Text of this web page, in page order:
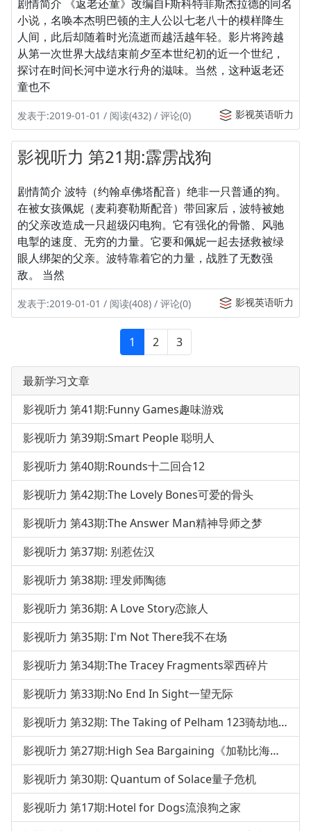
剧情简介 《返老还童》改编自F斯科特菲斯杰拉德的同名
小说，名唤本杰明巴顿的主人公以七老八十的模样降生
人间，此后却随着时光流逝而越活越年轻。影片将跨越
从第一次世界大战结束前夕至本世纪初的近一个世纪，
探讨在时间长河中逆水行舟的滋味。当然，这种返老还
童也不
发表于:2019-01-01 / 阅读(432) / 评论(0) 影视英语听力
影视听力 第21期:霹雳战狗
剧情简介 波特（约翰卓佛塔配音）绝非一只普通的狗。
在被女孩佩妮（麦莉赛勒斯配音）带回家后，波特被她
的父亲改造成一只超级闪电狗。它有强化的骨骼、风驰
电掣的速度、无穷的力量。它要和佩妮一起去拯救被绿
眼人绑架的父亲。波特靠着它的力量，战胜了无数强
敌。 当然
发表于:2019-01-01 / 阅读(408) / 评论(0) 影视英语听力
1 2 3
最新学习文章
影视听力 第41期:Funny Games趣味游戏
影视听力 第39期:Smart People 聪明人
影视听力 第40期:Rounds十二回合12
影视听力 第42期:The Lovely Bones可爱的骨头
影视听力 第43期:The Answer Man精神导师之梦
影视听力 第37期: 别惹佐汉
影视听力 第38期: 理发师陶德
影视听力 第36期: A Love Story恋旅人
影视听力 第35期: I'm Not There我不在场
影视听力 第34期:The Tracey Fragments翠西碎片
影视听力 第33期:No End In Sight一望无际
影视听力 第32期: The Taking of Pelham 123骑劫地下铁
影视听力 第27期:High Sea Bargaining《加勒比海盗3》
影视听力 第30期: Quantum of Solace量子危机
影视听力 第17期:Hotel for Dogs流浪狗之家